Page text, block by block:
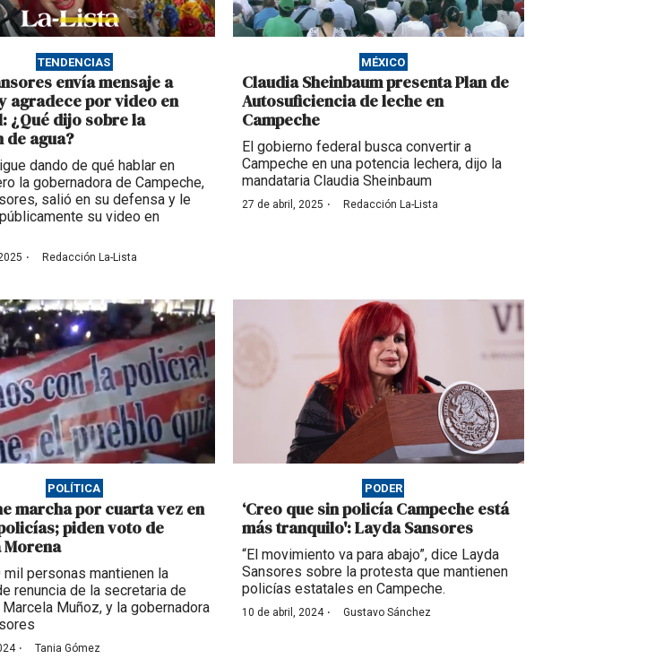
TENDENCIAS
envía mensaje a
agradece por video en
¿Qué dijo sobre la
agua?
dando de qué hablar en
la gobernadora de Campeche,
salió en su defensa y le
su video en
· Redacción La-Lista
MÉXICO
Claudia Sheinbaum presenta Plan de
Autosuficiencia de leche en
Campeche
El gobierno federal busca convertir a
Campeche en una potencia lechera, dijo la
mandataria Claudia Sheinbaum
27 de abril, 2025 · Redacción La-Lista
POLÍTICA
marcha por cuarta vez en
piden voto de
personas mantienen la
renuncia de la secretaria de
Muñoz, y la gobernadora
· Tania Gómez
PODER
‘Creo que sin policía Campeche está
más tranquilo': Layda Sansores
“El movimiento va para abajo”, dice Layda
Sansores sobre la protesta que mantienen
policías estatales en Campeche.
10 de abril, 2024· Gustavo Sánchez